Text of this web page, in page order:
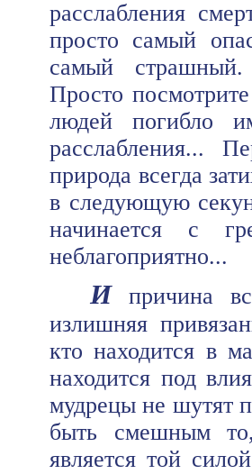
расслабления
просто самый
самый страшный.
Просто
людей погибло
расслабления...
природа всегда
в следующую
начинается с
неблагоприятно...
Ипричина
излишняя
кто находится в
находится под
мудрецы не шутят
быть смешным
является той